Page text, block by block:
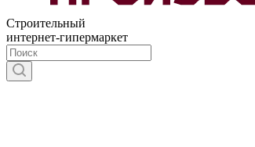
Строительный
интернет-гипермаркет